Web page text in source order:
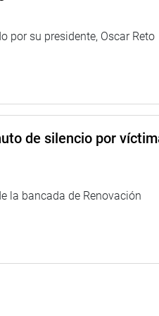
grupo de trabajo, legislador
la iniciativa en mención
legislativos previstos
por su presidente, Oscar Reto
de silencio por
la bancada de Renovación